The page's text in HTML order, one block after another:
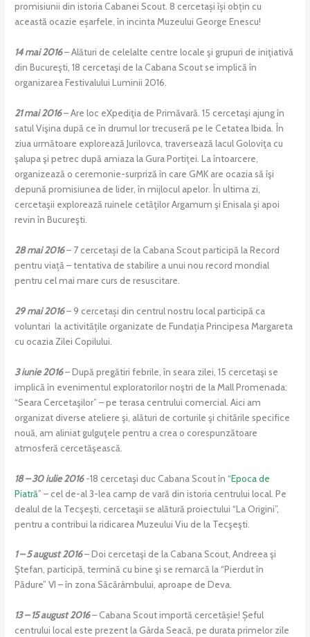
promisiunii din istoria Cabanei Scout. 8 cercetași își obțin cu
această ocazie eșarfele, în incinta Muzeului George Enescu!
14 mai 2016– Alături de celelalte centre locale şi grupuri de iniţiativă
din Bucureşti, 18 cercetaşi de la Cabana Scout se implică în
organizarea Festivalului Luminii 2016.
21 mai 2016– Are loc eXpediţia de Primăvară. 15 cercetaşi ajung în
satul Vişina după ce în drumul lor trecuseră pe le Cetatea Ibida. În
ziua următoare explorează Jurilovca, traversează lacul Goloviţa cu
şalupa şi petrec după amiaza la Gura Portiţei. La întoarcere,
organizează o ceremonie-surpriză în care GMK are ocazia să îşi
depună promisiunea de lider, în mijlocul apelor. În ultima zi,
cercetaşii explorează ruinele cetăţilor Argamum şi Enisala şi apoi
revin în Bucureşti.
28 mai 2016– 7 cercetași de la Cabana Scout participă la Record
pentru viață – tentativa de stabilire a unui nou record mondial
pentru cel mai mare curs de resuscitare.
29 mai 2016– 9 cercetași din centrul nostru local participă ca
voluntari la activitățile organizate de Fundația Principesa Margareta
cu ocazia Zilei Copilului.
3 iunie 2016– După pregătiri febrile, în seara zilei, 15 cercetaşi se
implică în evenimentul exploratorilor noştri de la Mall Promenada:
“Seara Cercetaşilor” – pe terasa centrului comercial. Aici am
organizat diverse ateliere şi, alături de corturile şi chitările specifice
nouă, am aliniat gulguţele pentru a crea o corespunzătoare
atmosferă cercetăşească.
18 – 30 iulie 2016-18 cercetaşi duc Cabana Scout în “Epoca de
Piatră” – cel de-al 3-lea camp de vară din istoria centrului local. Pe
dealul de la Tecşeşti, cercetaşii se alătură proiectului “La Origini”,
pentru a contribui la ridicarea Muzeului Viu de la Tecşeşti.
1 – 5 august 2016– Doi cercetaşi de la Cabana Scout, Andreea şi
Ştefan, participă, termină cu bine şi se remarcă la “Pierdut în
Pădure” VI – în zona Săcărâmbului, aproape de Deva.
13 – 15 august 2016– Cabana Scout importă cercetășie! Șeful
centrului local este prezent la Gârda Seacă, pe durata primelor zile